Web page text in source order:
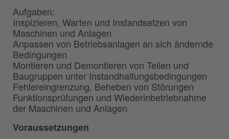
Aufgaben:
Inspizieren, Warten und Instandsetzen von
Maschinen und Anlagen
Anpassen von Betriebsanlagen an sich ändernde
Bedingungen
Montieren und Demontieren von Teilen und
Baugruppen unter Instandhaltungsbedingungen
Fehlereingrenzung, Beheben von Störungen
Funktionsprüfungen und Wiederinbetriebnahme
der Maschinen und Anlagen
Voraussetzungen